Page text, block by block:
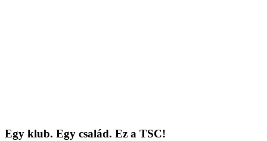
Egy klub. Egy család. Ez a TSC!